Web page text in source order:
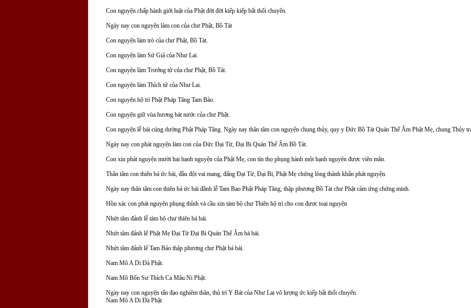
Con nguyện chấp hành giới luật của Phật đời đời kiếp kiếp bất thối chuyển.
Ngày nay con nguyện làm con của chư Phật, Bồ Tát
Con nguyện làm trò của chư Phật, Bồ Tát.
Con nguyện làm Sứ Giả của Như Lai.
Con nguyện làm Trưởng tử của chư Phật, Bồ Tát.
Con nguyện làm Thích tử của Như Lai.
Con nguyện hộ trì Phật Pháp Tăng Tam Bảo.
Con nguyện giữ vùa hương bát nước của chư Phật.
Con nguyện lễ bái cúng dường Phật Pháp Tăng. Ngày nay thân tâm con nguyện chung thủy, quy y Đức Bồ Tát Quán Thế Âm Phật Mẹ, chung Thủy
Ngày nay con phát nguyện làm con của Đức Đại Từ, Đại Bi Quán Thế Âm Bồ Tát.
Con xin phát nguyện mười hai hạnh nguyện của Phật Mẹ, con tín thọ phụng hành một hạnh nguyện được viên mãn.
Thân tâm con thiên bá ức bái, đầu đội vai mang, đấng Đại Từ, Đại Bi, Phật Mẹ chứng lòng thành khẩn phát nguyện.
Ngày nay thân tâm con thiên bá ức bái đãnh lễ Tam Bao Phật Pháp Tăng, thập phương Bồ Tát chư Phật cảm ứng chứng minh.
Hồn xác con phát nguyện phụng thỉnh và cầu xin tám bộ chư Thiên hộ trì cho con được toại nguyện
Nhứt tâm đảnh lễ tám bộ chư thiên bá bái.
Nhứt tâm đảnh lể Phật Mẹ Đại Từ Đại Bi Quán Thế Âm bá bái.
Nhứt tâm đảnh lể Tam Bảo thập phương chư Phật bá bái.
Nam Mô A Di Đà Phật.
Nam Mô Bổn Sư Thích Ca Mâu Ni Phật.
Ngày nay con nguyện tấn đạo nghiêm thân, thủ trì Y Bát của Như Lai vô lượng ức kiếp bất thối chuyển.
Nam Mô A Di Đà Phật